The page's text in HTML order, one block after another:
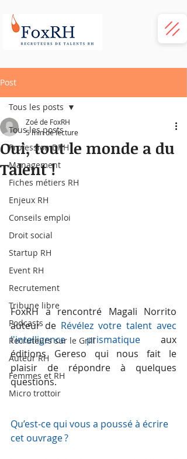
Post
Tous les posts
Profession DRH
Management
Fiches métiers RH
Enjeux RH
Conseils emploi
Droit social
Startup RH
Event RH
Recrutement
Tribune libre
Podcasts
Recruteurs sur le Grill
Auteur RH
Femmes et RH
Micro trottoir
Tous les posts
Oui, tout le monde a du
Talent !
Zoé de FoxRH
5 min de lecture
FoxRH a rencontré Magali Norrito
auteur de Révélez votre talent avec
l'intelligence prismatique aux
éditions Gereso qui nous fait le
plaisir de répondre à quelques
questions.
Qu’est-ce qui vous a poussé à écrire
cet ouvrage ?